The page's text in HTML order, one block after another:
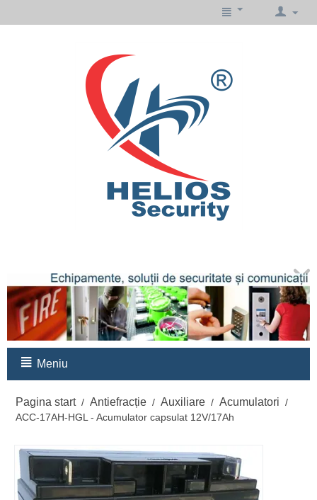
Meniu
Pagina start / Antiefracție / Auxiliare / Acumulatori /
ACC-17AH-HGL - Acumulator capsulat 12V/17Ah